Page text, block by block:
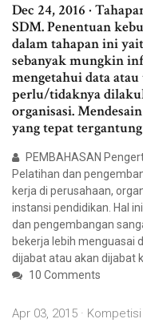
Dec 24, 2016 ·
SDM. Penentuan
dalam tahapan ini
sebanyak mungkin
mengetahui data
perlu/tidaknya
organisasi.
yang tepat
PEMBAHASAN
Pelatihan dan
kerja di perusahaan,
instansi pendidikan. Hal
dan pengembangan
bekerja lebih menguasai
dijabat atau akan dijabat
10 Comments
Apr 03, 2015 ·